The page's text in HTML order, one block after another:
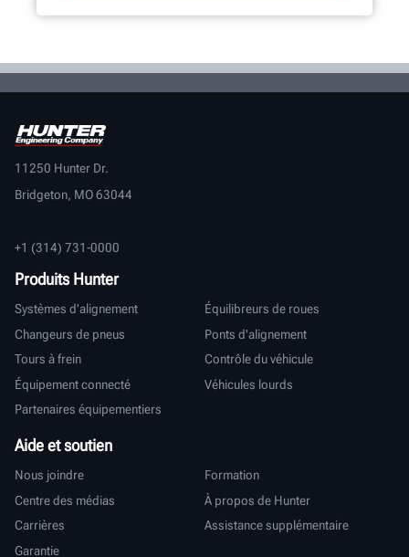
11250 Hunter Dr.
Bridgeton, MO 63044
+1 (314) 731-0000
Produits Hunter
Systèmes d'alignement
Équilibreurs de roues
Changeurs de pneus
Ponts d'alignement
Tours à frein
Contrôle du véhicule
Équipement connecté
Véhicules lourds
Partenaires équipementiers
Aide et soutien
Nous joindre
Formation
Centre des médias
À propos de Hunter
Carrières
Assistance supplémentaire
Garantie